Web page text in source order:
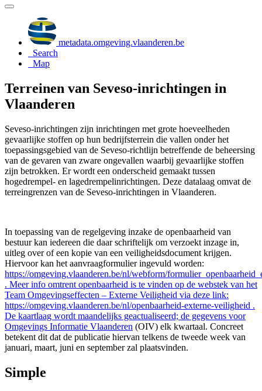
metadata.omgeving.vlaanderen.be
Search
Map
Terreinen van Seveso-inrichtingen in
Vlaanderen
Seveso-inrichtingen zijn inrichtingen met grote hoeveelheden
gevaarlijke stoffen op hun bedrijfsterrein die vallen onder het
toepassingsgebied van de Seveso-richtlijn betreffende de beheersing
van de gevaren van zware ongevallen waarbij gevaarlijke stoffen
zijn betrokken. Er wordt een onderscheid gemaakt tussen
hogedrempel- en lagedrempelinrichtingen. Deze datalaag omvat de
terreingrenzen van de Seveso-inrichtingen in Vlaanderen.
In toepassing van de regelgeving inzake de openbaarheid van
bestuur kan iedereen die daar schriftelijk om verzoekt inzage in,
uitleg over of een kopie van een veiligheidsdocument krijgen.
Hiervoor kan het aanvraagformulier ingevuld worden:
https://omgeving.vlaanderen.be/nl/webform/
. Meer info omtrent openbaarheid is te vinden op de webstek van het
Team Omgevingseffecten – Externe Veiligheid via deze link:
https://omgeving.vlaanderen.be/nl/openbaarheid-externe-veiligheid .
De kaartlaag wordt maandelijks geactualiseerd; de gegevens voor
Omgevings Informatie Vlaanderen (OIV) elk kwartaal. Concreet
betekent dit dat de publicatie hiervan telkens de tweede week van
januari, maart, juni en september zal plaatsvinden.
Simple